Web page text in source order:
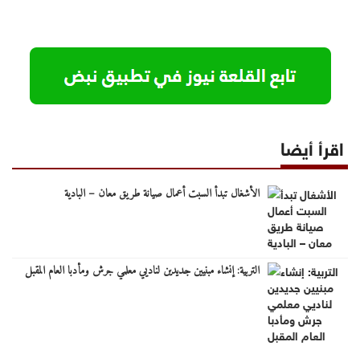
اقرأ أيضا
الأشغال تبدأ السبت أعمال صيانة طريق معان – البادية
التربية: إنشاء مبنيين جديدين لناديي معلمي جرش ومأدبا العام المقبل